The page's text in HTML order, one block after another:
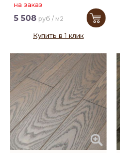
на заказ
5 508 руб / м2
Купить в 1 клик